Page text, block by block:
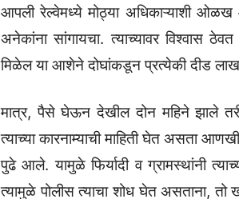
आपली रेल्वेमध्ये मोठ्या अधिकाऱ्याशी
अनेकांना सांगायचा. त्याच्यावर विश्वास
मिळेल या आशेने दोघांकडून प्रत्येकी दीड
मात्र, पैसे घेऊन देखील दोन महिने झाले
त्याच्या कारनाम्याची माहिती घेत असता
पुढे आले. यामुळे फिर्यादी व ग्रामस्थांनी
त्यामुळे पोलीस त्याचा शोध घेत असताना, तो